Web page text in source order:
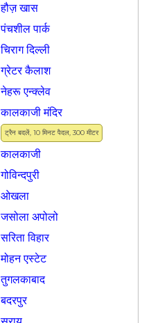
हौज़ खास
पंचशील पार्क
चिराग दिल्ली
ग्रेटर कैलाश
नेहरू एन्क्लेव
ट्रैन बदलें, 10 मिनट पैदल, 300 मीटर
कालकाजी मंदिर
कालकाजी
गोविन्दपुरी
ओखला
जसोला अपोलो
सरिता विहार
मोहन एस्टेट
तुगलकाबाद
बदरपुर